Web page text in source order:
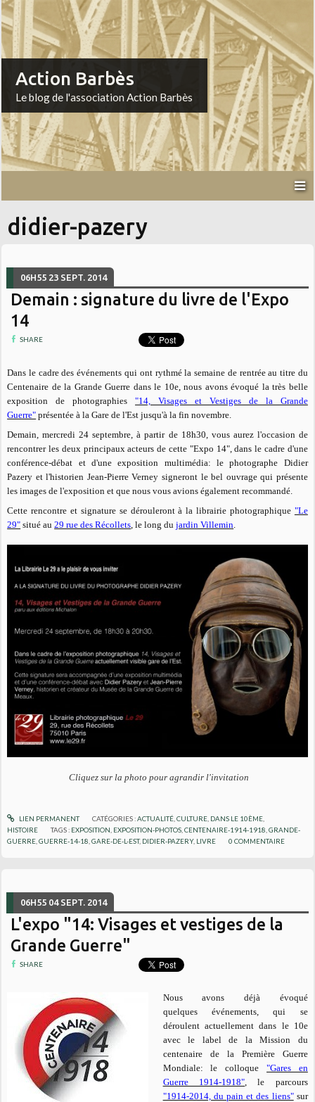
Action Barbès
Le blog de l'association Action Barbès
didier-pazery
06H55 23 SEPT. 2014
Demain : signature du livre de l'Expo
14
SHARE
Dans le cadre des événements qui ont rythmé la semaine de rentrée au titre du
Centenaire de la Grande Guerre dans le 10e, nous avons évoqué la très belle
exposition de photographies"14, Visages et Vestiges de la Grande
Guerre" présentée à la Gare de l'Est jusqu'à la fin novembre.
Demain, mercredi 24 septembre, à partir de 18h30, vous aurez l'occasion de
rencontrer les deux principaux acteurs de cette "Expo 14", dans le cadre d'une
conférence-débat et d'une exposition multimédia: le photographe Didier
Pazery et l'historien Jean-Pierre Verney signeront le bel ouvrage qui présente
les images de l'exposition et que nous vous avions également recommandé.
Cette rencontre et signature se dérouleront à la librairie photographique "Le
29" situé au29 rue des Récollets, le long dujardin Villemin.
Cliquez sur la photo pour agrandir l'invitation
LIEN PERMANENT CATÉGORIES :ACTUALITÉ, CULTURE, DANS LE 10ÈME,
HISTOIRE
TAGS : EXPOSITION EXPOSITION-PHOTOS ,CENTENAIRE-1914-1918 ,GRANDE-
GUERRE ,GUERRE-14-18 ,GARE-DE-L-EST, DIDIER-PAZERY, LIVRE 0 COMMENTAIRE
06H55 04 SEPT. 2014
L'expo "14: Visages et vestiges de la
Grande Guerre"
SHARE
Nous avons déjà évoqué
quelques événements, qui se
déroulent actuellement dans le 10e
avec le label de la Mission du
centenaire de la Première Guerre
Mondiale: le colloque"Gares en
Guerre 1914-1918" , le parcours
"1914-2014, du pain et des liens"sur